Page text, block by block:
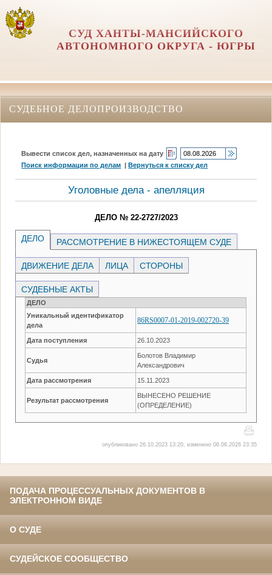
СУД ХАНТЫ-МАНСИЙСКОГО
АВТОНОМНОГО ОКРУГА - ЮГРЫ
СУДЕБНОЕ ДЕЛОПРОИЗВОДСТВО
Вывести список дел, назначенных на дату
Поиск информации по делам |Вернуться к списку дел
Уголовные дела - апелляция
ДЕЛО № 22-2727/2023
ДЕЛО РАССМОТРЕНИЕ В НИЖЕСТОЯЩЕМ СУДЕ
ДВИЖЕНИЕ ДЕЛА ЛИЦА СТОРОНЫ
СУДЕБНЫЕ АКТЫ
ДЕЛО
Уникальный идентификатор
дела
86RS0007-01-2019-002720-39
Дата поступления 26.10.2023
Судья
Болотов Владимир
Александрович
Дата рассмотрения 15.11.2023
Результат рассмотрения
ВЫНЕСЕНО РЕШЕНИЕ
(ОПРЕДЕЛЕНИЕ)
опубликовано 26.10.2023 13:20, изменено 06.06.2026 23:35
ПОДАЧА ПРОЦЕССУАЛЬНЫХ ДОКУМЕНТОВ В
ЭЛЕКТРОННОМ ВИДЕ
О СУДЕ
СУДЕЙСКОЕ СООБЩЕСТВО